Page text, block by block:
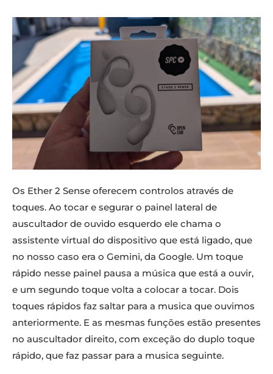
Os Ether 2 Sense oferecem controlos através de
toques. Ao tocar e segurar o painel lateral de
auscultador de ouvido esquerdo ele chama o
assistente virtual do dispositivo que está ligado, que
no nosso caso era o Gemini, da Google. Um toque
rápido nesse painel pausa a música que está a ouvir,
e um segundo toque volta a colocar a tocar. Dois
toques rápidos faz saltar para a musica que ouvimos
anteriormente. E as mesmas funções estão presentes
no auscultador direito, com exceção do duplo toque
rápido, que faz passar para a musica seguinte.